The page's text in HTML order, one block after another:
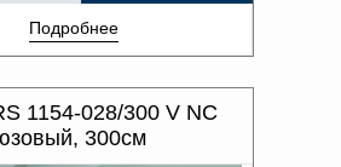
Подробнее
1154-028/300 V NC
300см